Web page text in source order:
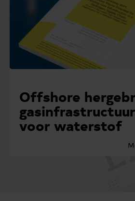
Offshore
gasinfrastructuur
voor waterstof